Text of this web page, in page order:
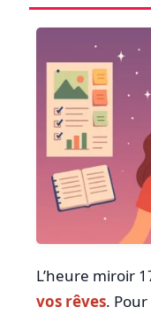
L’heure miroir
vos rêves.